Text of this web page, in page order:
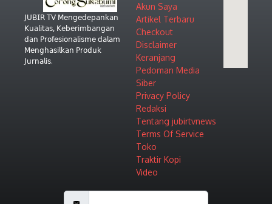
𝖩𝖴𝖡𝖨𝖱 𝖳𝖵 𝖬𝖾𝗇𝗀𝖾𝖽𝖾𝗉𝖺𝗇𝗄𝖺𝗇
𝖪𝗎𝖺𝗅𝗂𝗍𝖺𝗌, 𝖪𝖾𝖻𝖾𝗋𝗂𝗆𝖻𝖺𝗇𝗀𝖺𝗇
𝖽𝖺𝗇 𝖯𝗋𝗈𝖿𝖾𝗌𝗂𝗈𝗇𝖺𝗅𝗂𝗌𝗆𝖾 𝖽𝖺𝗅𝖺𝗆
𝖬𝖾𝗇𝗀𝗁𝖺𝗌𝗂𝗅𝗄𝖺𝗇 𝖯𝗋𝗈𝖽𝗎𝗄
𝖩𝗎𝗋𝗇𝖺𝗅𝗂𝗌.
Akun Saya
Artikel Terbaru
Checkout
Disclaimer
Keranjang
Pedoman Media
Siber
Privacy Policy
Redaksi
Tentang jubirtvnews
Terms Of Service
Toko
Traktir Kopi
Video